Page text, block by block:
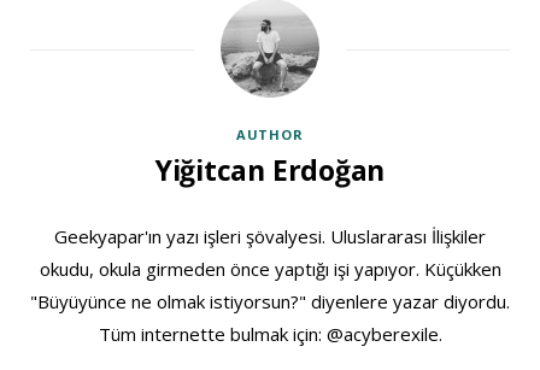
AUTHOR
Yiğitcan Erdoğan
Geekyapar'ın yazı işleri şövalyesi. Uluslararası İlişkiler
okudu, okula girmeden önce yaptığı işi yapıyor. Küçükken
"Büyüyünce ne olmak istiyorsun?" diyenlere yazar diyordu.
Tüm internette bulmak için: @acyberexile.